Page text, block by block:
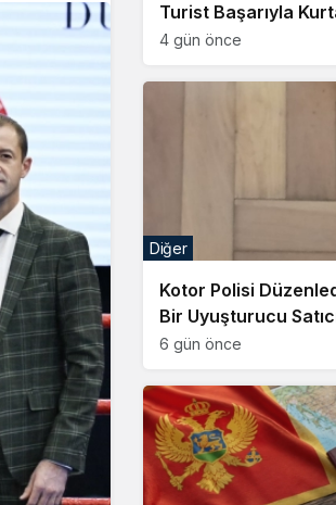
Turist Başarıyla
4 gün önce
Kotor Polisi
Bir Uyuşturucu
6 gün önce
Diğer